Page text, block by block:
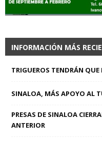
INFORMACIÓN MÁS
TRIGUEROS TENDRÁN QUE
SINALOA, MÁS APOYO AL
PRESAS DE SINALOA
ANTERIOR